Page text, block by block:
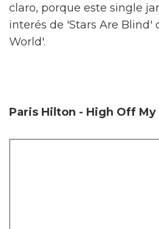
claro, porque este single
interés de 'Stars Are Blind'
World'.
Paris Hilton - High Off My